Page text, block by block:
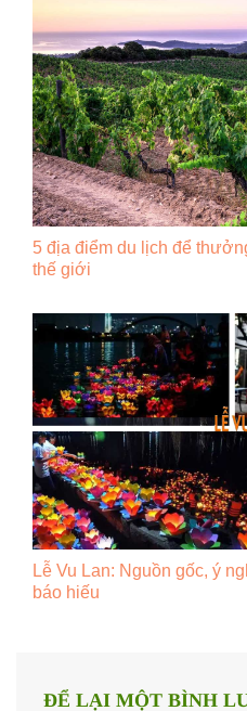
5 địa điểm du lịch để
thế giới
Lễ Vu Lan: Nguồn gốc, ý
báo hiếu
ĐỂ LẠI MỘT BÌNH